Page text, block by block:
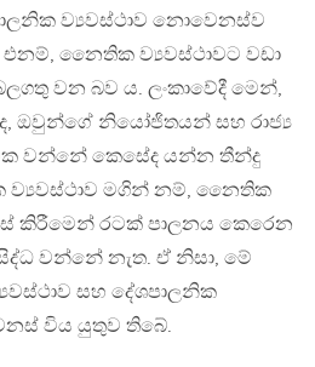
ව්‍යවස්ථාව නොවෙනස්ව
නෛතික ව්‍යවස්ථාවට වඩා
වන බව ය. ලංකාවේදී මෙන්,
ඔවුන්ගේ නියෝජිතයන් සහ රාජ්‍ය
වන්නේ කෙසේද යන්න තීන්දු
ව්‍යවස්ථාව මගින් නම්, නෛතික
කිරීමෙන් රටක් පාලනය කෙරෙන
වන්නේ නැත. ඒ නිසා, මේ
සහ දේශපාලනික
විය යුතුව තිබේ.